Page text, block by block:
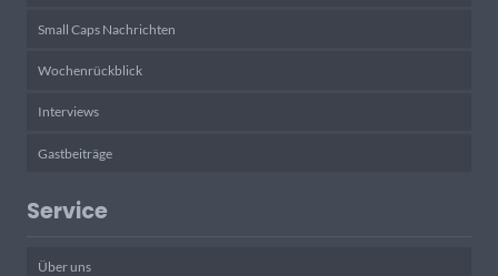
Small Caps Nachrichten
Wochenrückblick
Interviews
Gastbeiträge
Service
Über uns